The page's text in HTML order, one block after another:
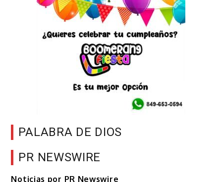
PALABRA DE DIOS
PR NEWSWIRE
Noticias por PR Newswire